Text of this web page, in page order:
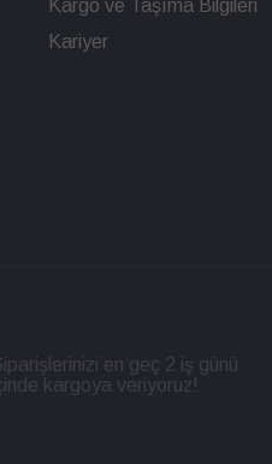
Kargo ve Taşıma Bilgileri
Kariyer
en geç 2 iş günü
kargoya veriyoruz!